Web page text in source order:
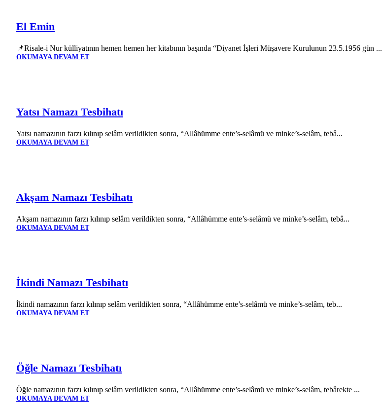
El Emin
📌Risale-i Nur külliyatının hemen hemen her kitabının başında “Diyanet İşleri Müşavere Kurulunun 23.5.1956 gün ...
OKUMAYA DEVAM ET
Yatsı Namazı Tesbihatı
Yatsı namazının farzı kılınıp selâm verildikten sonra, “Allâhümme ente’s-selâmü ve minke’s-selâm, tebâ...
OKUMAYA DEVAM ET
Akşam Namazı Tesbihatı
Akşam namazının farzı kılınıp selâm verildikten sonra, “Allâhümme ente’s-selâmü ve minke’s-selâm, tebâ...
OKUMAYA DEVAM ET
İkindi Namazı Tesbihatı
İkindi namazının farzı kılınıp selâm verildikten sonra, “Allâhümme ente’s-selâmü ve minke’s-selâm, teb...
OKUMAYA DEVAM ET
Öğle Namazı Tesbihatı
Öğle namazının farzı kılınıp selâm verildikten sonra, “Allâhümme ente’s-selâmü ve minke’s-selâm, tebârekte ...
OKUMAYA DEVAM ET